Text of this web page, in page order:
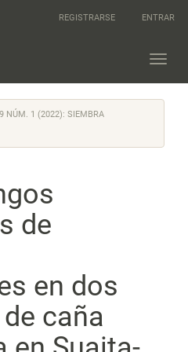
REGISTRARSE ENTRAR
NÚM. 1 (2022): SIEMBRA
de
en dos
caña